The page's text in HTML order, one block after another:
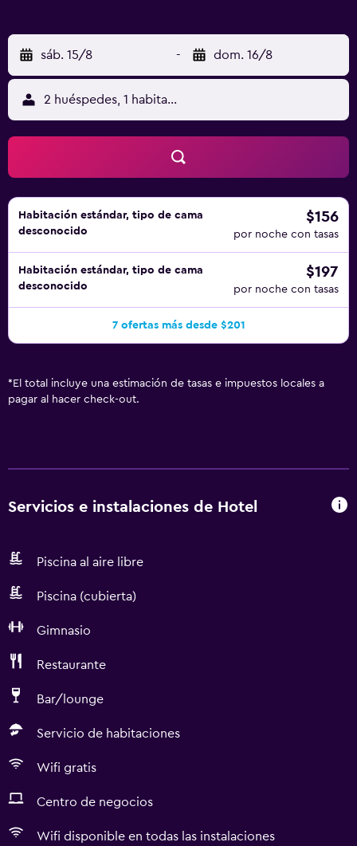
piscina al aire libre. Otros servicios de ocio y
esparcimiento incluyen sauna y gimnasio. No se permite la
entrada al centro de bienestar a huéspedes menores de 14
años. Se pueden practicar las actividades de ocio y
esparcimiento que se indican más abajo en las
instalaciones o cerca del alojamiento (es posible que se
sáb. 15/8 - dom. 16/8
2 huéspedes, 1 habitación
Habitación estándar, tipo de cama
desconocido
$156
por noche con tasas
Habitación estándar, tipo de cama
desconocido
$197
por noche con tasas
7 ofertas más desde $201
* El total incluye una estimación de tasas e impuestos locales a
pagar al hacer check-out.
Servicios e instalaciones de Hotel
Piscina al aire libre
Piscina (cubierta)
Gimnasio
Restaurante
Bar/lounge
Servicio de habitaciones
Wifi gratis
Centro de negocios
Wifi disponible en todas las instalaciones